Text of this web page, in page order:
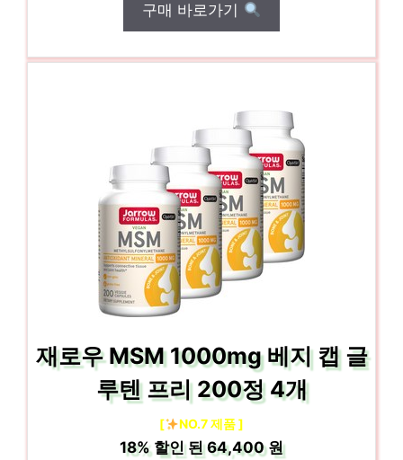
구매 바로가기
재로우 MSM 1000mg 베지 캡 글
루텐 프리 200정 4개
[ NO.7 제품 ]
18%할인 된64,400 원